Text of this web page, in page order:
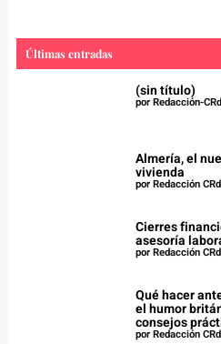
Últimas entradas
(sin título)
por Redacción-
Almería, el
vivienda
por Redacción
Cierres
asesoría
por Redacción
Qué hacer
el humor
consejos
por Redacción